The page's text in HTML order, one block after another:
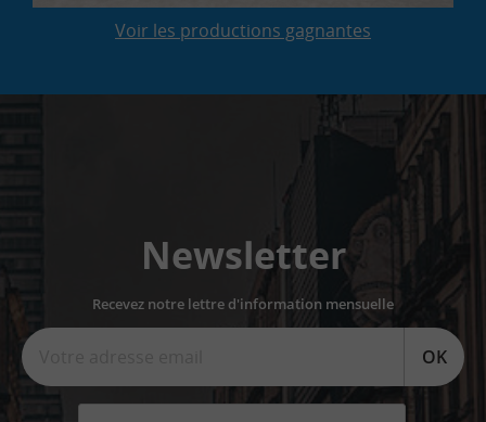
Voir les productions gagnantes
Newsletter
Recevez notre lettre d'information mensuelle
OK